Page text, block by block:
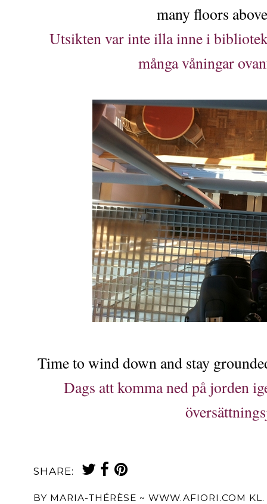
many floors
Utsikten var inte illa inne i
många våningar
Time to wind down and stay
Dags att komma ned på jorden
SHARE:
BY MARIA-THÉRÈSE ~ WWW.AFIORI.COM KL.